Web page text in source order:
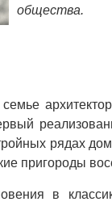
общества.
рядах
пригороды
в